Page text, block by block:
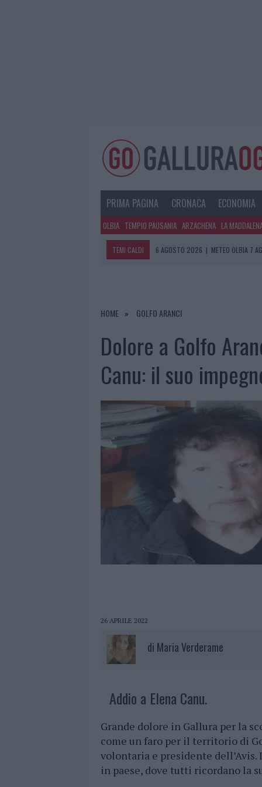
PRIMA PAGINA CRONACA ECONOMIA
OLBIA TEMPIO PAUSANIA ARZACHENA LA
TEMI CALDI 6 AGOSTO 2026 | METEO OLBIA 7
6 AGOSTO 2026
| CALANGIANUS, ALLARME SUL
HOME GOLFO ARANCI
Dolore a Golfo
Canu: il suo
26 APRILE 2022
di Maria Verderame
Addio a Elena Canu.
Grande dolore in Gallura per la
come un faro per il territorio di
volontaria e presidente
in paese, dove tutti ricordano la